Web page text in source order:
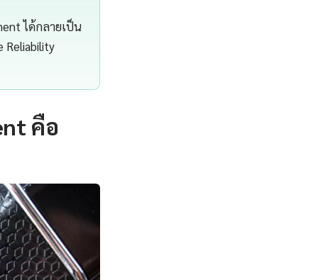
ได้กลายเป็น
Reliability
คือ